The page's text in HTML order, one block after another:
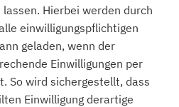
Hierbei werden durch
einwilligungspflichtigen
geladen, wenn der
Einwilligungen per
So wird sichergestellt, dass
Einwilligung derartige